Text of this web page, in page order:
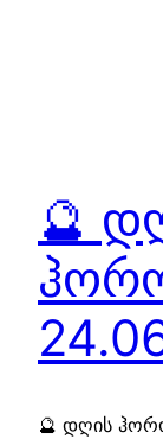
🔮
🔮 დღის